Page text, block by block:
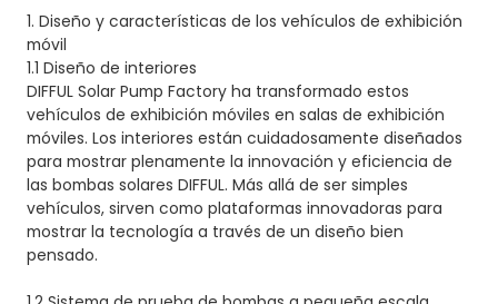
1. Diseño y características de los vehículos de exhibición
móvil
1.1 Diseño de interiores
DIFFUL Solar Pump Factory ha transformado estos
vehículos de exhibición móviles en salas de exhibición
móviles. Los interiores están cuidadosamente diseñados
para mostrar plenamente la innovación y eficiencia de
las bombas solares DIFFUL. Más allá de ser simples
vehículos, sirven como plataformas innovadoras para
mostrar la tecnología a través de un diseño bien
pensado.